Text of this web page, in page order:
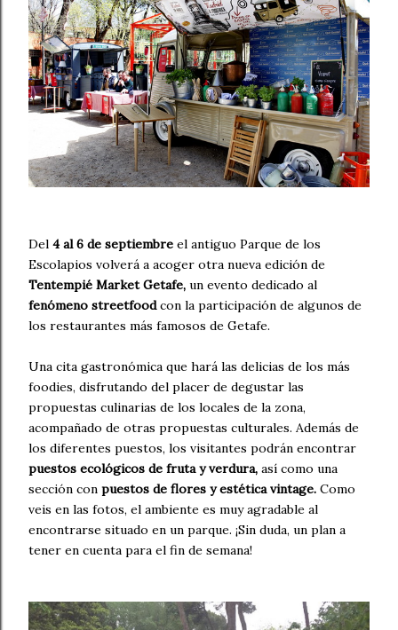
Del 4 al 6 de septiembre el antiguo Parque de los
Escolapios volverá a acoger otra nueva edición de
Tentempié Market Getafe, un evento dedicado al
fenómeno streetfoodcon la participación de algunos de
los restaurantes más famosos de Getafe.
Una cita gastronómica que hará las delicias de los más
foodies, disfrutando del placer de degustar las
propuestas culinarias de los locales de la zona,
acompañado de otras propuestas culturales. Además de
los diferentes puestos, los visitantes podrán encontrar
puestos ecológicos de fruta y verdura, así como una
sección con puestos de flores y estética vintage. Como
veis en las fotos, el ambiente es muy agradable al
encontrarse situado en un parque. ¡Sin duda, un plan a
tener en cuenta para el fin de semana!